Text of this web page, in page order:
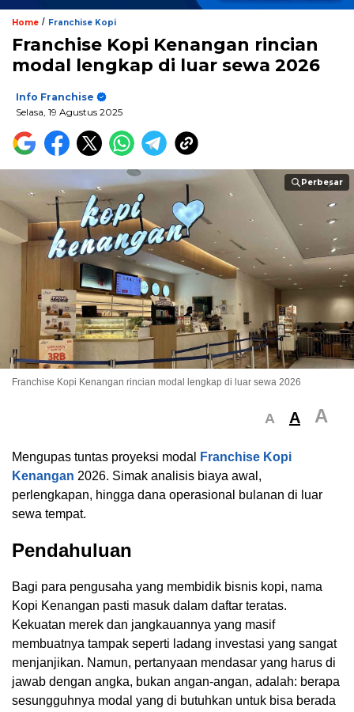
Home / Franchise Kopi
Franchise Kopi Kenangan rincian
modal lengkap di luar sewa 2026
Info Franchise
Selasa, 19 Agustus 2025
Perbesar
Franchise Kopi Kenangan rincian modal lengkap di luar sewa 2026
A A A
Mengupas tuntas proyeksi modal
Franchise Kopi
Kenangan 2026. Simak analisis biaya awal,
perlengkapan, hingga dana operasional bulanan di luar
sewa tempat.
Pendahuluan
Bagi para pengusaha yang membidik bisnis kopi, nama
Kopi Kenangan pasti masuk dalam daftar teratas.
Kekuatan merek dan jangkauannya yang masif
membuatnya tampak seperti ladang investasi yang sangat
menjanjikan. Namun, pertanyaan mendasar yang harus di
jawab dengan angka, bukan angan-angan, adalah: berapa
sesungguhnya modal yang di butuhkan untuk bisa berada